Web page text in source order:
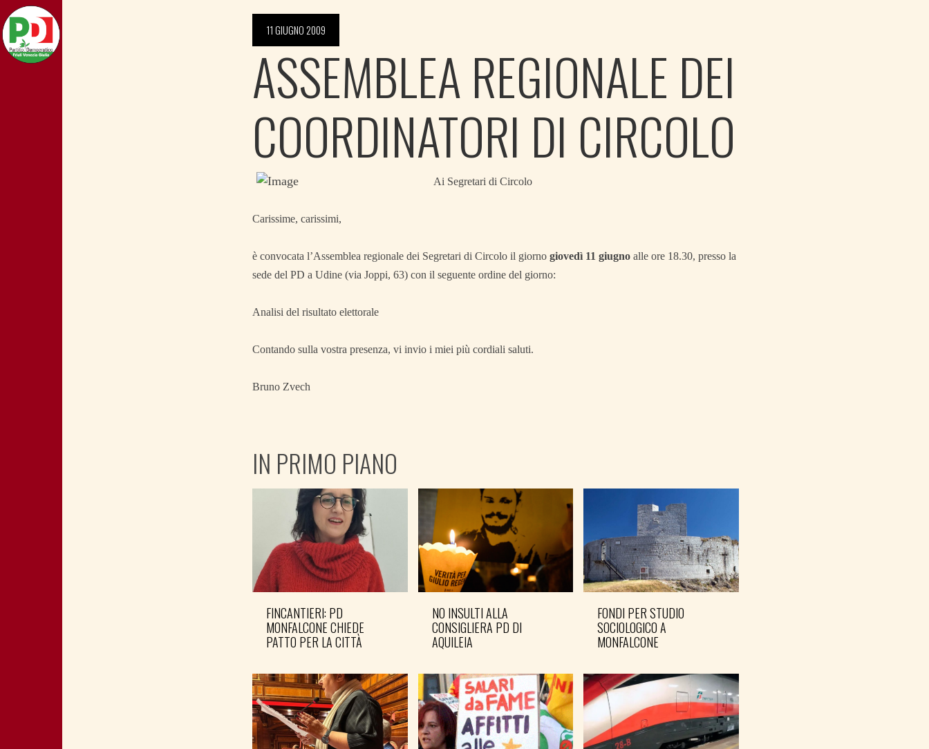
11 GIUGNO 2009
ASSEMBLEA REGIONALE DEI
COORDINATORI DI CIRCOLO
Ai Segretari di Circolo
Carissime, carissimi,
è convocata l’Assemblea regionale dei Segretari di Circolo il giorno giovedì 11 giugnoalle ore 18.30, presso la
sede del PD a Udine (via Joppi, 63) con il seguente ordine del giorno:
Analisi del risultato elettorale
Contando sulla vostra presenza, vi invio i miei più cordiali saluti.
Bruno Zvech
IN PRIMO PIANO
FINCANTIERI: PD
MONFALCONE CHIEDE
PATTO PER LA CITTÀ
NO INSULTI ALLA
CONSIGLIERA PD DI
AQUILEIA
FONDI PER STUDIO
SOCIOLOGICO A
MONFALCONE